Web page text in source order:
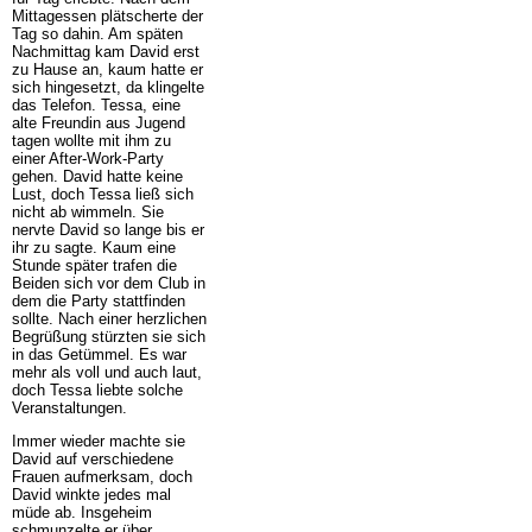
Mittagessen plätscherte der
Tag so dahin. Am späten
Nachmittag kam David erst
zu Hause an, kaum hatte er
sich hingesetzt, da klingelte
das Telefon. Tessa, eine
alte Freundin aus Jugend
tagen wollte mit ihm zu
einer After-Work-Party
gehen. David hatte keine
Lust, doch Tessa ließ sich
nicht ab wimmeln. Sie
nervte David so lange bis er
ihr zu sagte. Kaum eine
Stunde später trafen die
Beiden sich vor dem Club in
dem die Party stattfinden
sollte. Nach einer herzlichen
Begrüßung stürzten sie sich
in das Getümmel. Es war
mehr als voll und auch laut,
doch Tessa liebte solche
Veranstaltungen.
Immer wieder machte sie
David auf verschiedene
Frauen aufmerksam, doch
David winkte jedes mal
müde ab. Insgeheim